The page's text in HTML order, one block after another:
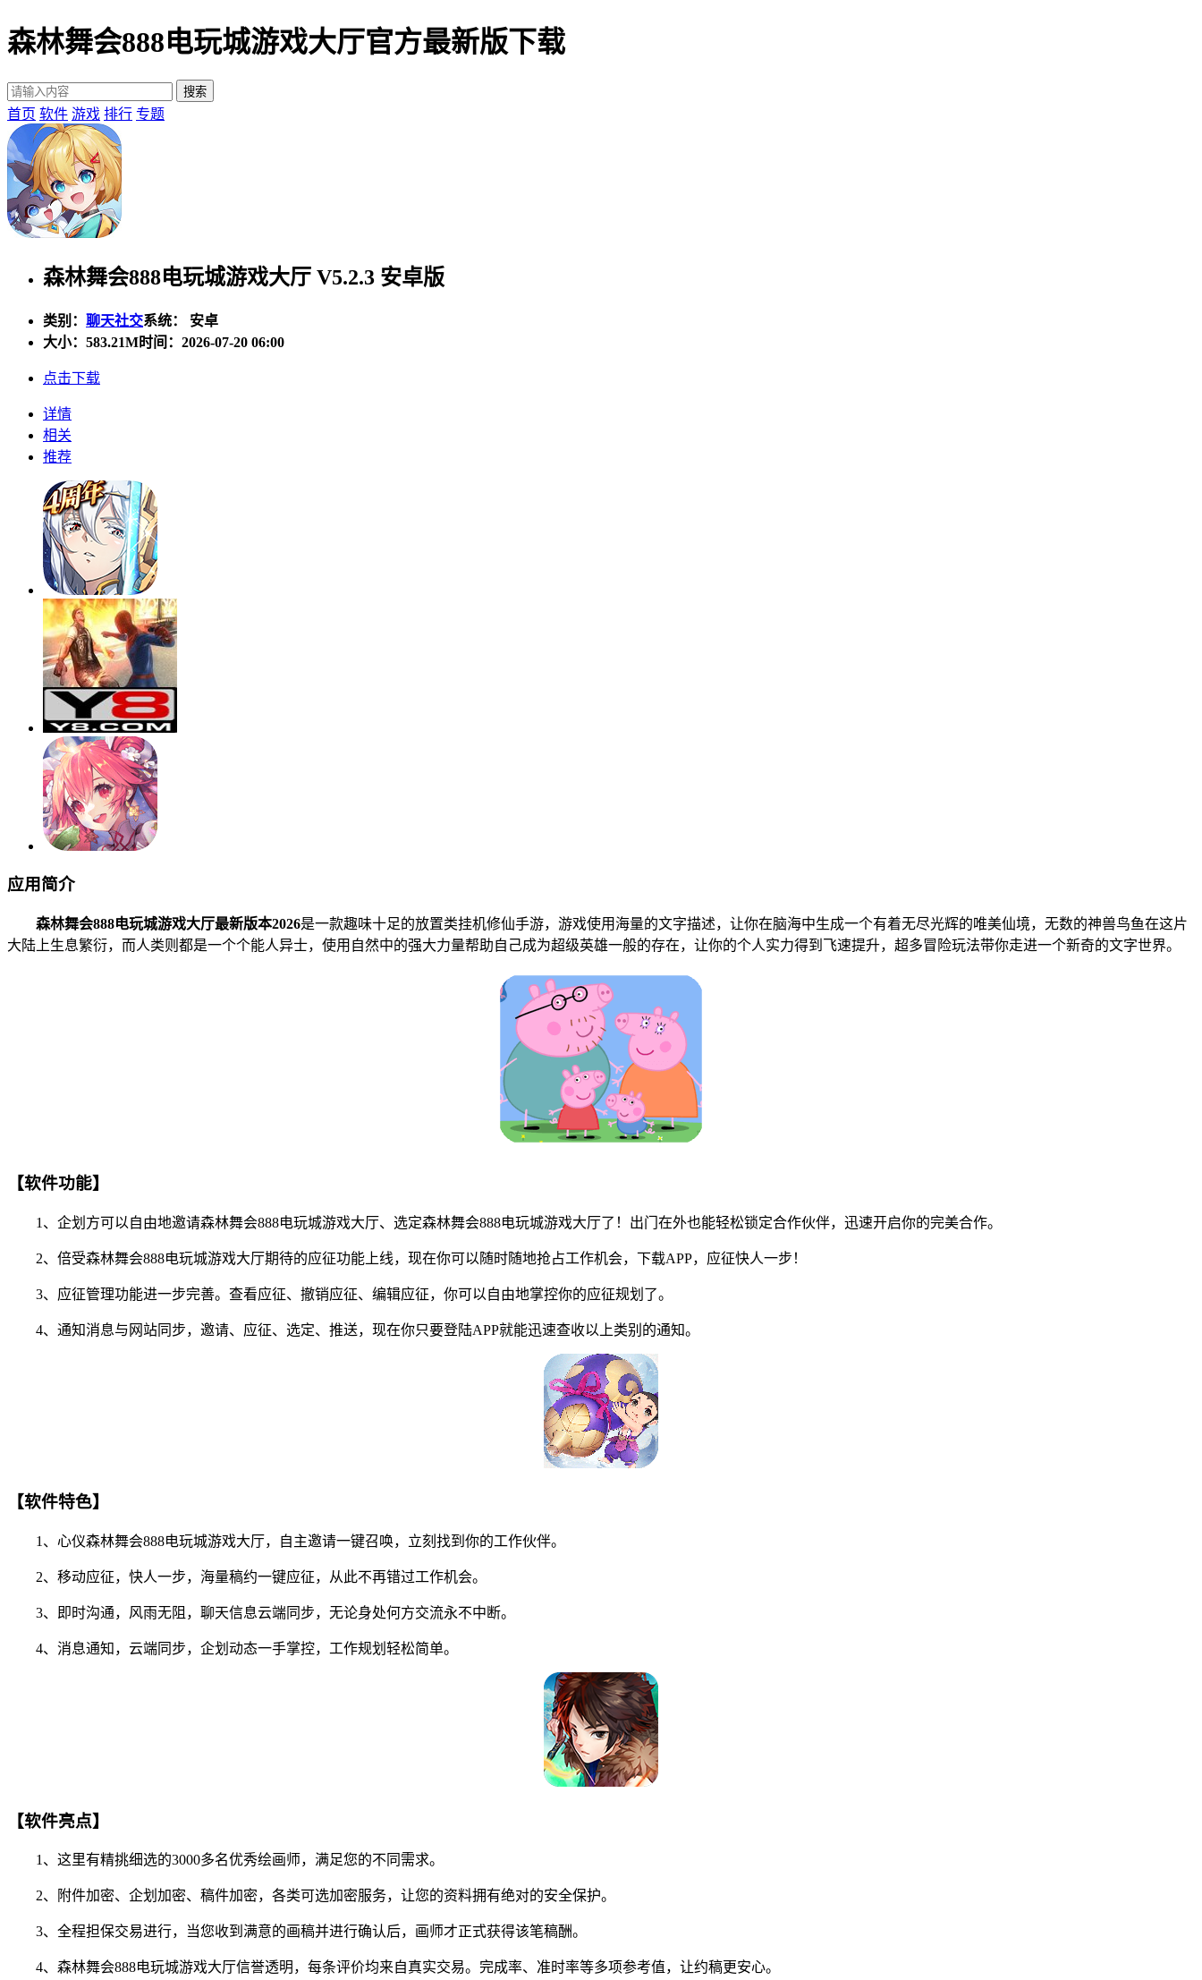
森林舞会888电玩城游戏大厅官方最新版下载
首页 软件 游戏 排行 专题
森林舞会888电玩城游戏大厅 V5.2.3 安卓版
类别： 聊天社交系统： 安卓
大小： 583.21M时间：2026-07-20 06:00
点击下载
详情
相关
推荐
应用简介
森林舞会888电玩城游戏大厅最新版本2026是一款趣味十足的放置类挂机修仙手游，游戏使用海量的文字描述，让你在脑海中生成一个有着无尽光辉的唯美仙境，无数的神兽鸟鱼在这片
大陆上生息繁衍，而人类则都是一个个能人异士，使用自然中的强大力量帮助自己成为超级英雄一般的存在，让你的个人实力得到飞速提升，超多冒险玩法带你走进一个新奇的文字世界。
【软件功能】
1、企划方可以自由地邀请森林舞会888电玩城游戏大厅、选定森林舞会888电玩城游戏大厅了！出门在外也能轻松锁定合作伙伴，迅速开启你的完美合作。
2、倍受森林舞会888电玩城游戏大厅期待的应征功能上线，现在你可以随时随地抢占工作机会，下载APP，应征快人一步！
3、应征管理功能进一步完善。查看应征、撤销应征、编辑应征，你可以自由地掌控你的应征规划了。
4、通知消息与网站同步，邀请、应征、选定、推送，现在你只要登陆APP就能迅速查收以上类别的通知。
【软件特色】
1、心仪森林舞会888电玩城游戏大厅，自主邀请一键召唤，立刻找到你的工作伙伴。
2、移动应征，快人一步，海量稿约一键应征，从此不再错过工作机会。
3、即时沟通，风雨无阻，聊天信息云端同步，无论身处何方交流永不中断。
4、消息通知，云端同步，企划动态一手掌控，工作规划轻松简单。
【软件亮点】
1、这里有精挑细选的3000多名优秀绘画师，满足您的不同需求。
2、附件加密、企划加密、稿件加密，各类可选加密服务，让您的资料拥有绝对的安全保护。
3、全程担保交易进行，当您收到满意的画稿并进行确认后，画师才正式获得该笔稿酬。
4、森林舞会888电玩城游戏大厅信誉透明，每条评价均来自真实交易。完成率、准时率等多项参考值，让约稿更安心。